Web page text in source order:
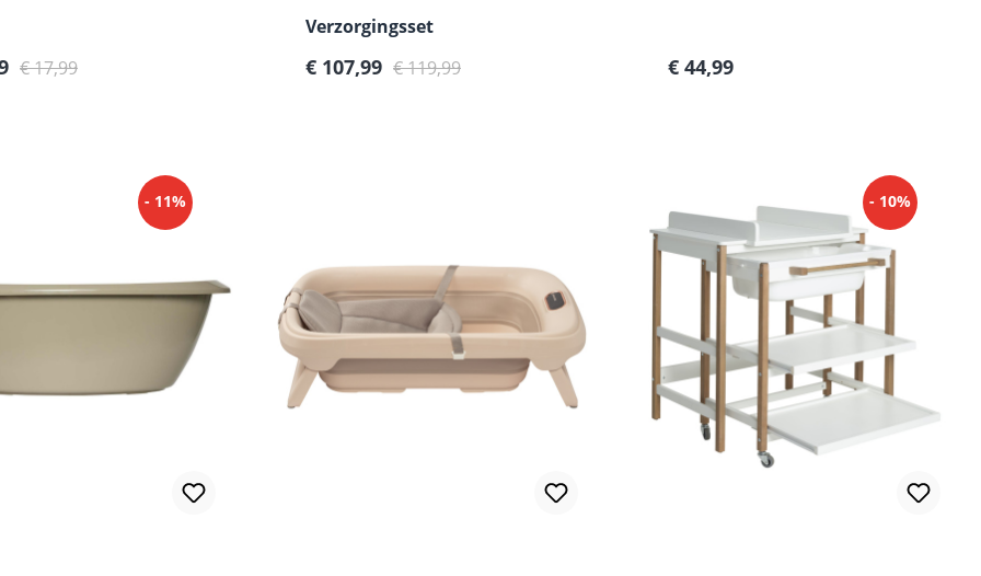
Normale prijs:
€ 17,99
Verzorgingsset
Verkoopprijs:
€ 107,99 Normale prijs:
€ 119,99 Normale prijs:
€ 44,99
- 11% - 10%